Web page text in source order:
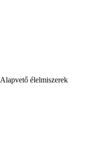
Alapvető élelmiszerek